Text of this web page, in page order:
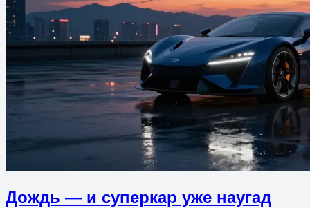
Дождь — и суперкар уже наугад